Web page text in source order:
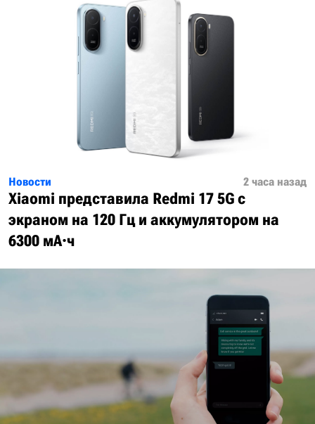
Новости 2 часа назад
Xiaomi представила Redmi 17 5G с
экраном на 120 Гц и аккумулятором на
6300 мА·ч